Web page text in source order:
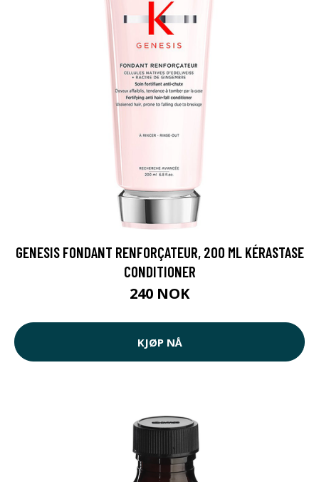
GENESIS FONDANT RENFORÇATEUR, 200 ML KÉRASTASE
CONDITIONER
240 NOK
KJØP NÅ